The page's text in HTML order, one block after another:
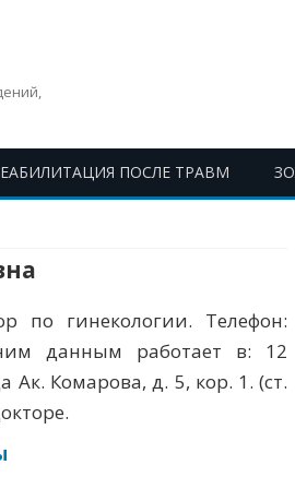
ПОСЛЕ ТРАВМ
Перейти
по гинекологии. Телефон:
данным работает в: 12
Ак. Комарова, д. 5, кор. 1. (ст.